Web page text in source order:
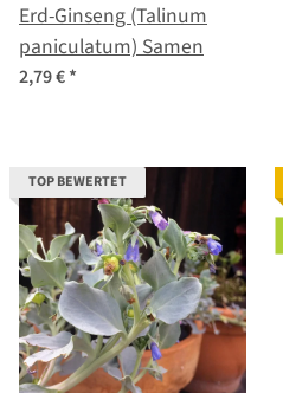
Erd-Ginseng (Talinum
paniculatum) Samen
2,79 €*
TOP BEWERTET